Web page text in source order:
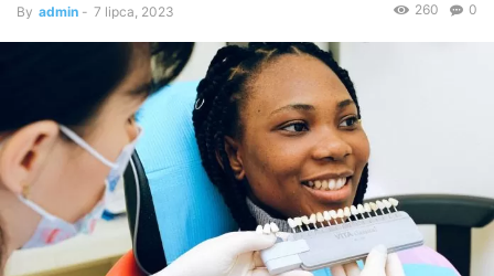
By admin - 7 lipca, 2023 0
260